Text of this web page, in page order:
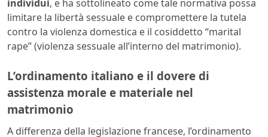
individui, e ha sottolineato come tale normativa possa
limitare la libertà sessuale e compromettere la tutela
contro la violenza domestica e il cosiddetto “marital
rape” (violenza sessuale all’interno del matrimonio).
L’ordinamento italiano e il dovere di
assistenza morale e materiale nel
matrimonio
A differenza della legislazione francese, l’ordinamento